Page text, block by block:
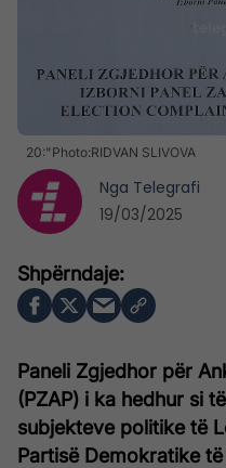
20:"Photo:RIDVAN SLIVOVA
Paneli Zgjedhor për
(PZAP) i ka hedhur si
subjekteve politike të
Partisë Demokratike
Nga Telegrafi
19/03/2025